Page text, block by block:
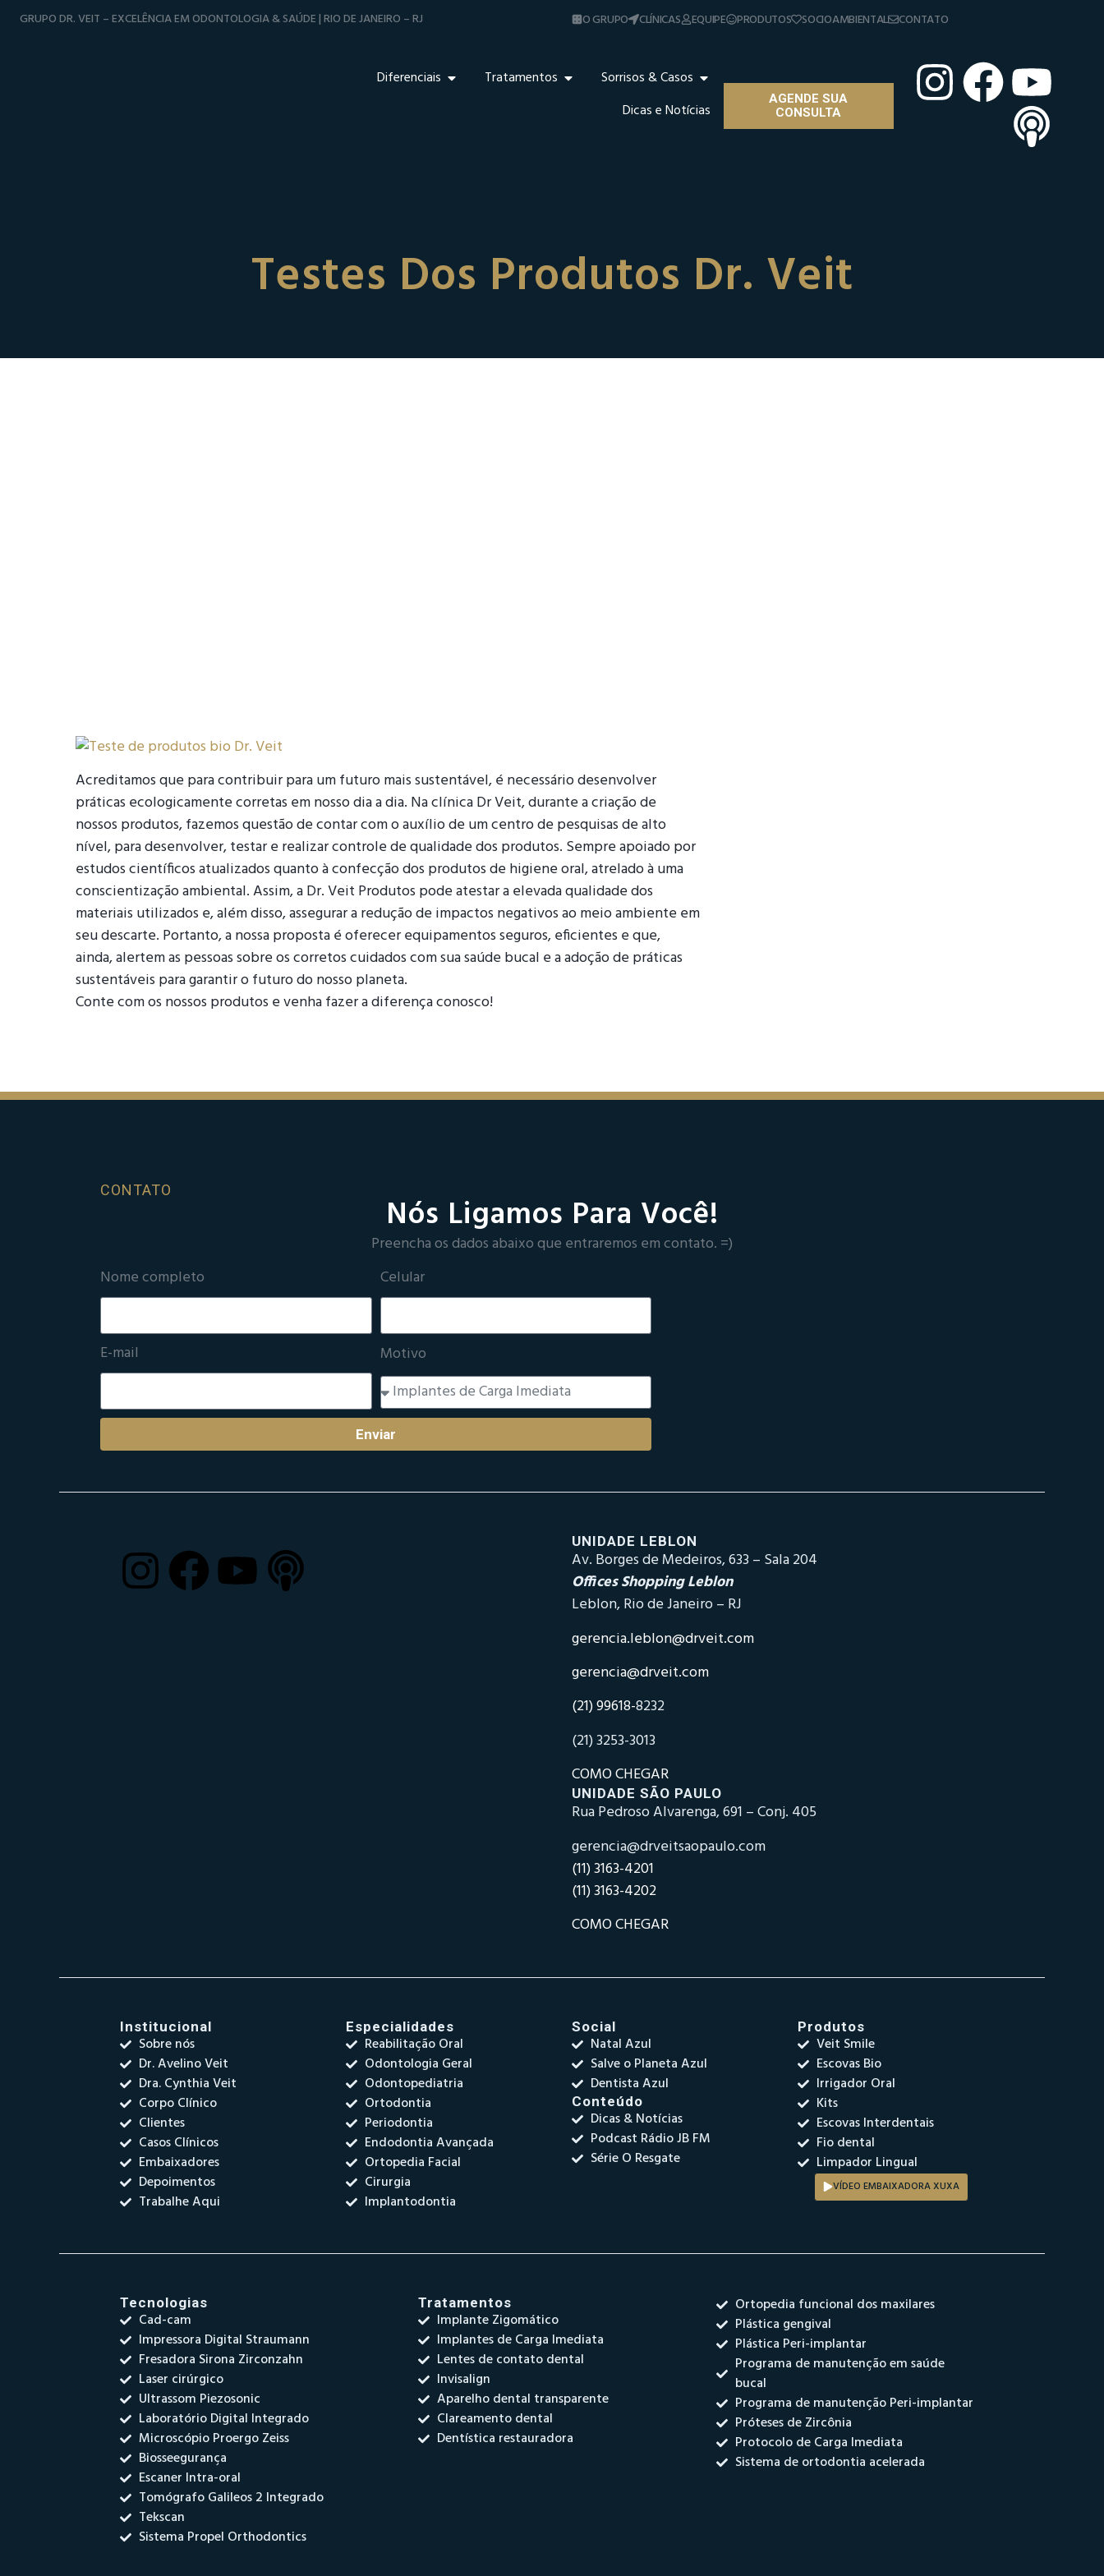
GRUPO DR. VEIT – EXCELÊNCIA EM ODONTOLOGIA & SAÚDE | RIO DE JANEIRO – RJ O GRUPO CLÍNICAS EQUIPE PRODUTOS SOCIOAMBIENTAL CONTATO
Diferenciais Tratamentos
Sorrisos & Casos
Dicas e Notícias
AGENDE SUA
CONSULTA
Testes Dos Produtos Dr. Veit
Acreditamos que para contribuir para um futuro mais sustentável, é necessário desenvolver
práticas ecologicamente corretas em nosso dia a dia. Na clínica Dr Veit, durante a criação de
nossos produtos, fazemos questão de contar com o auxílio de um centro de pesquisas de alto
nível, para desenvolver, testar e realizar controle de qualidade dos produtos. Sempre apoiado por
estudos científicos atualizados quanto à confecção dos produtos de higiene oral, atrelado à uma
conscientização ambiental. Assim, a Dr. Veit Produtos pode atestar a elevada qualidade dos
materiais utilizados e, além disso, assegurar a redução de impactos negativos ao meio ambiente em
seu descarte. Portanto, a nossa proposta é oferecer equipamentos seguros, eficientes e que,
ainda, alertem as pessoas sobre os corretos cuidados com sua saúde bucal e a adoção de práticas
sustentáveis para garantir o futuro do nosso planeta.
Conte com os nossos produtos e venha fazer a diferença conosco!
CONTATO
Nós Ligamos Para Você!
Preencha os dados abaixo que entraremos em contato. =)
Nome completo
Celular
E-mail Motivo
Enviar
UNIDADE LEBLON
Av. Borges de Medeiros, 633 – Sala 204
Offices Shopping Leblon
Leblon, Rio de Janeiro – RJ
gerencia.leblon@drveit.com
gerencia@drveit.com
(21) 99618-8232
(21) 3253-3013
COMO CHEGAR
UNIDADE SÃO PAULO
Rua Pedroso Alvarenga, 691 – Conj. 405
gerencia@drveitsaopaulo.com
(11) 3163-4201
(11) 3163-4202
COMO CHEGAR
Institucional
Sobre nós
Dr. Avelino Veit
Dra. Cynthia Veit
Corpo Clínico
Clientes
Casos Clínicos
Embaixadores
Depoimentos
Trabalhe Aqui
Especialidades
Reabilitação Oral
Odontologia Geral
Odontopediatria
Ortodontia
Periodontia
Endodontia Avançada
Ortopedia Facial
Cirurgia
Implantodontia
Social
Natal Azul
Salve o Planeta Azul
Dentista Azul
Conteúdo
Dicas & Notícias
Podcast Rádio JB FM
Série O Resgate
Produtos
Veit Smile
Escovas Bio
Irrigador Oral
Kits
Escovas Interdentais
Fio dental
Limpador Lingual
VÍDEO EMBAIXADORA XUXA
Tecnologias
Cad-cam
Impressora Digital Straumann
Fresadora Sirona Zirconzahn
Laser cirúrgico
Ultrassom Piezosonic
Laboratório Digital Integrado
Microscópio Proergo Zeiss
Biosseegurança
Escaner Intra-oral
Tomógrafo Galileos 2 Integrado
Tekscan
Sistema Propel Orthodontics
Tratamentos
Implante Zigomático
Implantes de Carga Imediata
Lentes de contato dental
Invisalign
Aparelho dental transparente
Clareamento dental
Dentística restauradora
Ortopedia funcional dos maxilares
Plástica gengival
Plástica Peri-implantar
Programa de manutenção em saúde
bucal
Programa de manutenção Peri-implantar
Próteses de Zircônia
Protocolo de Carga Imediata
Sistema de ortodontia acelerada